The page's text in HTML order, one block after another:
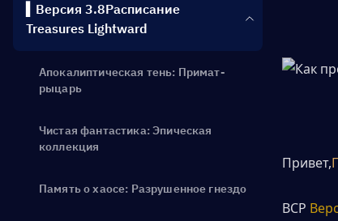
▍Версия 3.8Расписание
Treasures Lightward
Апокалиптическая тень: Примат-
рыцарь
Чистая фантастика: Эпическая
коллекция
Память о хаосе: Разрушенное гнездо
Привет,
ВСР